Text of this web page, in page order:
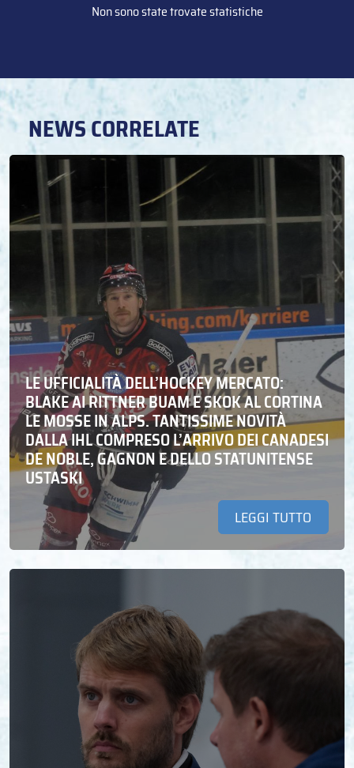
Non sono state trovate statistiche
NEWS CORRELATE
LE UFFICIALITÀ DELL’HOCKEY MERCATO:
BLAKE AI RITTNER BUAM E SKOK AL CORTINA
LE MOSSE IN ALPS. TANTISSIME NOVITÀ
DALLA IHL COMPRESO L’ARRIVO DEI CANADESI
DE NOBLE, GAGNON E DELLO STATUNITENSE
USTASKI
LEGGI TUTTO